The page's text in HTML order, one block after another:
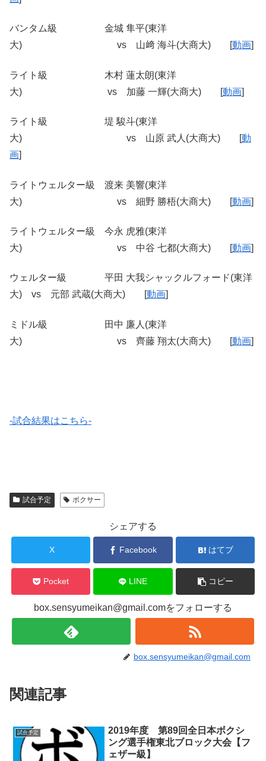
バンタム級 金城 隼平(東洋
大) vs 山﨑 海斗(大商大) [ 動画
ライト級 木村 蓮太朗(東洋
大) vs 加藤 一輝(大商大) [動画]
ライト級 堤 駿斗(東洋
大) vs 山原 武人(大商大) [動
画]
ライトウェルター級 渡来 美響(東洋
大) vs 細野 勝梧(大商大) [動画]
ライトウェルター級 今永 虎雅(東洋
大) vs 中谷 七都(大商大) [動画]
ウェルター級 平田 大我シャックルフォード(東洋
大) vs 元部 武蔵(大商大) [動画]
ミドル級 田中 廉人(東洋
大) vs 齊藤 翔太(大商大) [動画]
-試合結果はこちら-
試合予定 ボクサー
シェアする
X Facebook はてブ
Pocket LINE コピー
box.sensyumeikan@gmail.comをフォローする
box.sensyumeikan@gmail.com
関連記事
試合予定
2019年度 第89回全日本ボクシ
ング選手権東北ブロック大会【フ
ェザー級】